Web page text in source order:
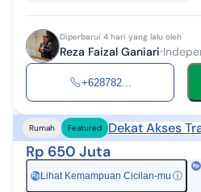
Diperbarui 4 hari yang lalu oleh
Reza Faizal Ganiari
+628782...
Rumah Featured Dekat Akses
Rp 650 Juta
Rp Lihat Kemampuan Cicilan-mu ⓘ